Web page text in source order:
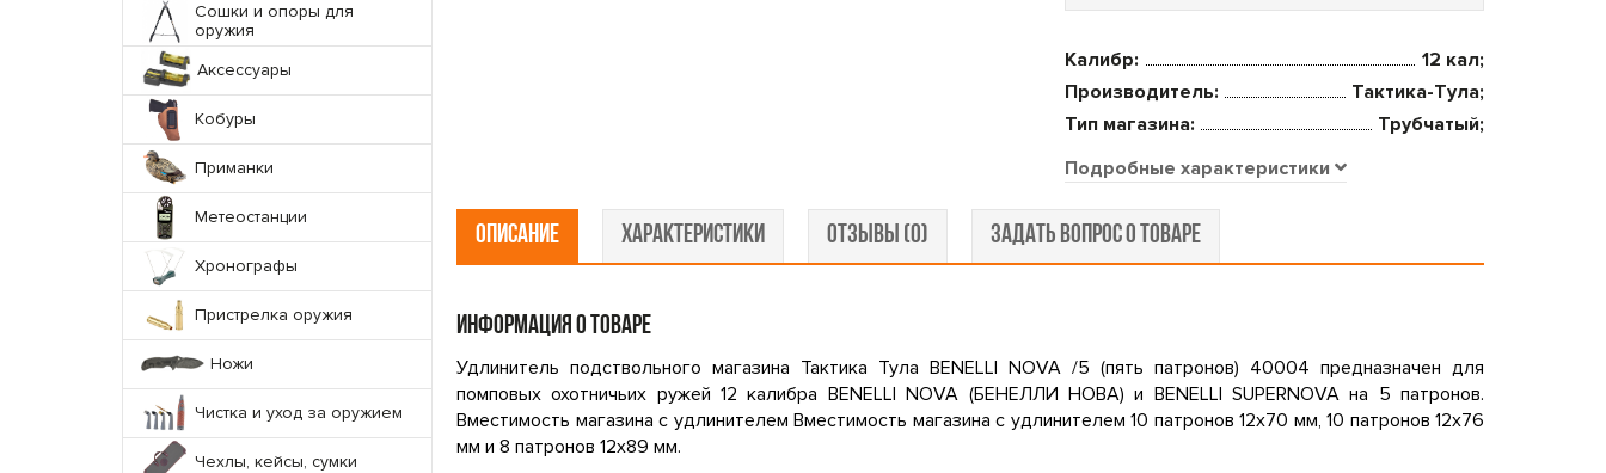
Сошки и опоры для
оружия
Аксессуары
Кобуры
Приманки
Метеостанции
Хронографы
Пристрелка оружия
Ножи
Чистка и уход за оружием
Чехлы, кейсы, сумки
Калибр:
12 кал;
Производитель:
Тактика-Тула;
Тип магазина:
Трубчатый;
Подробные характеристики
ОПИСАНИЕ ХАРАКТЕРИСТИКИ ОТЗЫВЫ (0) ЗАДАТЬ ВОПРОС О ТОВАРЕ
ИНФОРМАЦИЯ О ТОВАРЕ
Удлинитель подствольного магазина Тактика Тула BENELLI NOVA /5 (пять патронов) 40004 предназначен для
помповых охотничьих ружей 12 калибра BENELLI NOVA (БЕНЕЛЛИ НОВА) и BENELLI SUPERNOVA на 5 патронов.
Вместимость магазина с удлинителем Вместимость магазина с удлинителем 10 патронов 12х70 мм, 10 патронов 12х76
мм и 8 патронов 12х89 мм.